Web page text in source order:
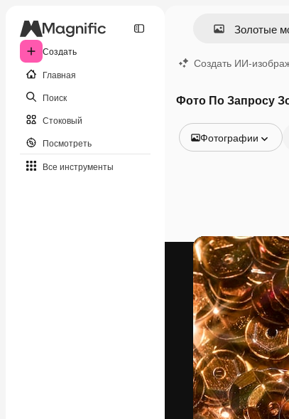
Создать
Главная
Поиск
Стоковый
Посмотреть
Все инструменты
Создать ИИ-
Фото По Запросу
Фотографии
Видео
Видеоролик
Моушн-дизайн
Видеошаблоны
Иконки
3D-модели
Шрифты
ваших